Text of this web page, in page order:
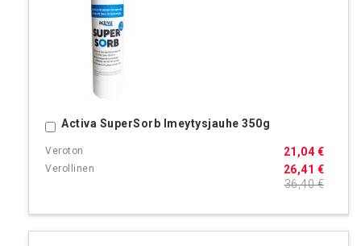
Activa SuperSorb Imeytysjauhe 350g
26,41 €
21,04 €
36,40 €
Ostoskoriin